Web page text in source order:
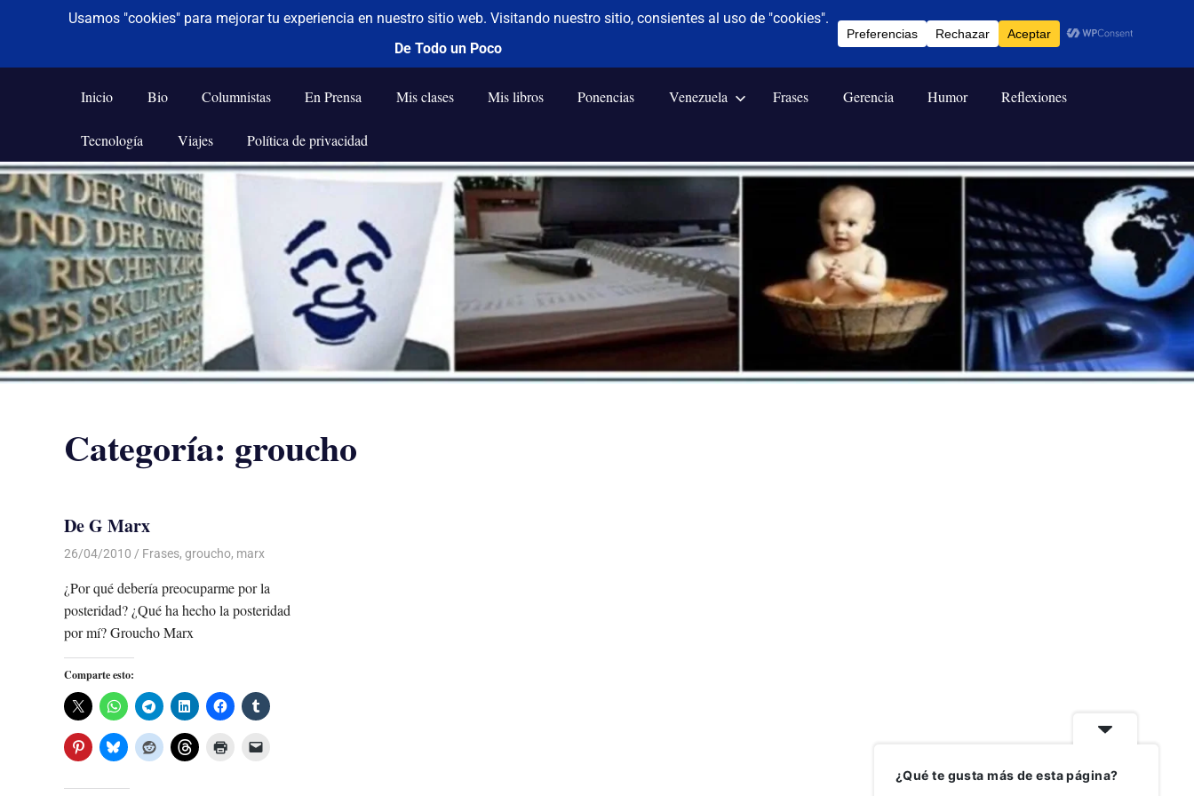
Saltar
al
contenido
De todo un poco
Frases,
Humor,
Tecnología
y
Viajes
Inicio Bio Columnistas En Prensa Mis clases Mis libros Ponencias Venezuela Frases Gerencia Humor Reflexiones
Tecnología Viajes Política de privacidad
Categoría: groucho
De G Marx
26/04/2010 Luis Castellanos
Frases, groucho, marx
¿Por qué debería preocuparme por la
posteridad? ¿Qué ha hecho la posteridad
por mí? Groucho Marx
Comparte esto:
¿Qué te gusta más de esta página?